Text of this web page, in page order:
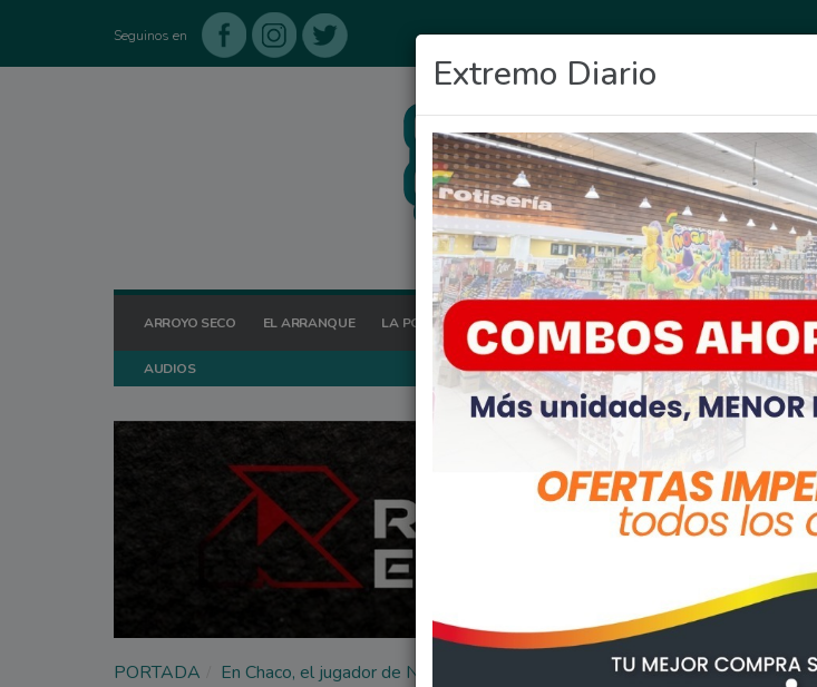
Seguinos en
ARROYO SECO EL ARRANQUE LA POSTA HOY OCIO DEPORTES FIGHIERA GENERAL
AUDIOS
Extremo Diario
PORTADA En Chaco, el jugador de Newell's Saúl Salcedo sufrió un accidente de tránsito